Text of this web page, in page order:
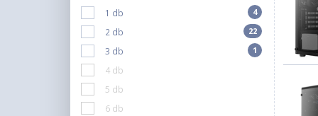
Kék
Bézs
Menta
1 db
4
2 db 22
3 db 1
4 db
5 db
6 db